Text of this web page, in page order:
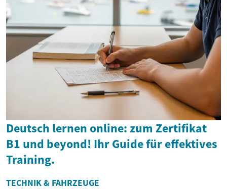
Deutsch lernen online: zum Zertifikat
B1 und beyond! Ihr Guide für effektives
Training.
TECHNIK & FAHRZEUGE